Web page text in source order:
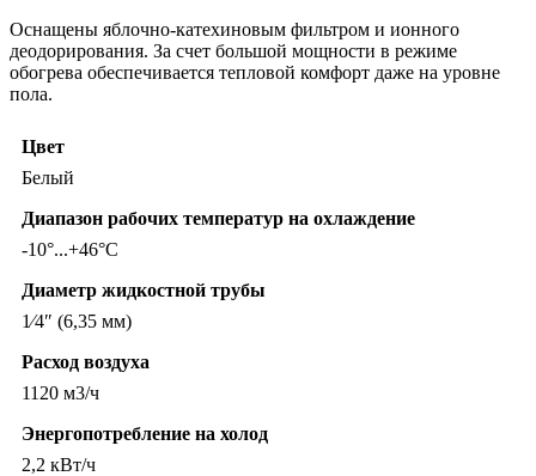
Оснащены яблочно-катехиновым фильтром и ионного
деодорирования. За счет большой мощности в режиме
обогрева обеспечивается тепловой комфорт даже на уровне
пола.
Цвет
Белый
Диапазон рабочих температур на охлаждение
-10°...+46°C
Диаметр жидкостной трубы
1⁄4″ (6,35 мм)
Расход воздуха
1120 м3/ч
Энергопотребление на холод
2,2 кВт/ч